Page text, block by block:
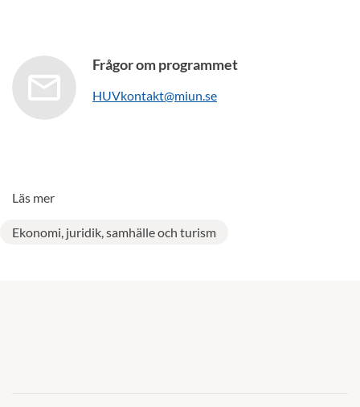
Frågor om programmet
HUVkontakt@miun.se
Läs mer
Ekonomi, juridik, samhälle och turism